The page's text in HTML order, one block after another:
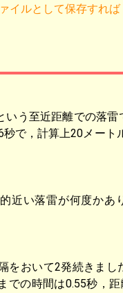
イルとして保存すれ
う至近距離での落雷
で，計算上20メート
近い落雷が何度かあ
をおいて2発続きまし
での時間は0.55秒，